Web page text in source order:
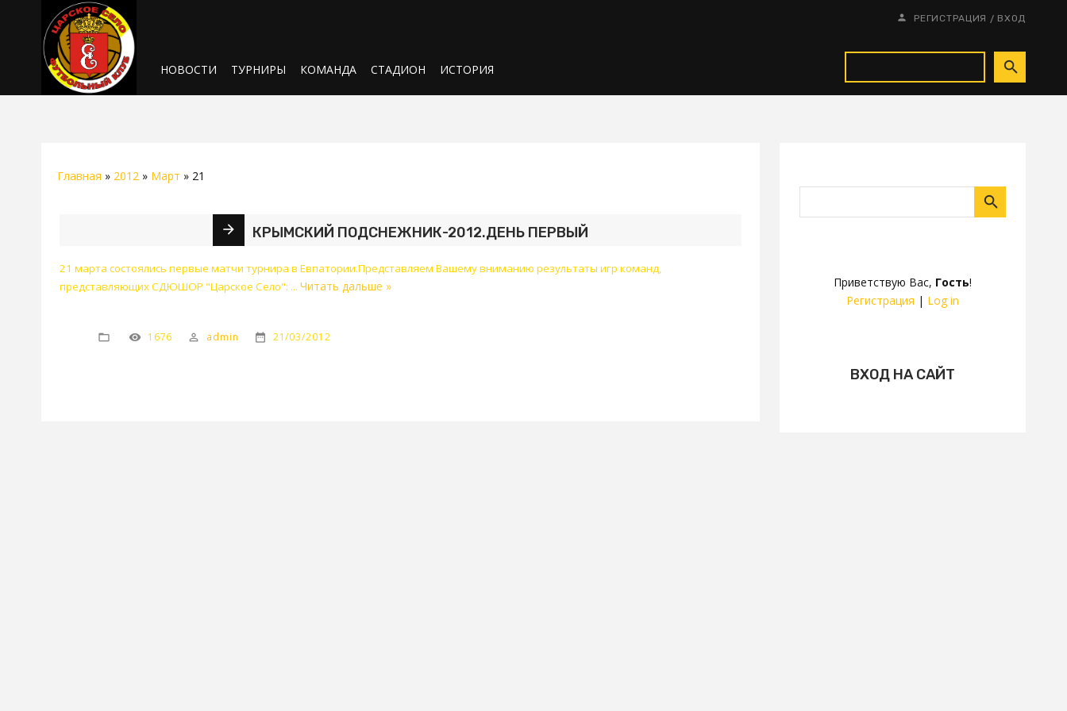
РЕГИСТРАЦИЯ / ВХОД
НОВОСТИ ТУРНИРЫ КОМАНДА СТАДИОН ИСТОРИЯ
Приветствую Вас, Гость!
Регистрация | Log in
ВХОД НА САЙТ
Главная » 2012 » Март » 21
КРЫМСКИЙ ПОДСНЕЖНИК-2012.ДЕНЬ ПЕРВЫЙ
21 марта состоялись первые матчи турнира в Евпатории.Представляем Вашему вниманию результаты игр команд,
представляющих СДЮШОР "Царское Село": ... Читать дальше »
1676 admin 21/03/2012